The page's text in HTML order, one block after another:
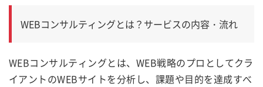
WEBコンサルティングとは？サービスの内容・流れ
WEBコンサルティングとは、 WEB戦略のプロとしてクラ
イアントのWEBサイトを分析し、 課題や目的を達成すべ